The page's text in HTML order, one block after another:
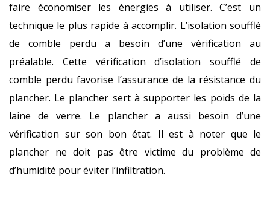
faire économiser les énergies à utiliser. C’est un
technique le plus rapide à accomplir. L’isolation soufflé
de comble perdu a besoin d’une vérification au
préalable. Cette vérification d’isolation soufflé de
comble perdu favorise l’assurance de la résistance du
plancher. Le plancher sert à supporter les poids de la
laine de verre. Le plancher a aussi besoin d’une
vérification sur son bon état. Il est à noter que le
plancher ne doit pas être victime du problème de
d’humidité pour éviter l’infiltration.